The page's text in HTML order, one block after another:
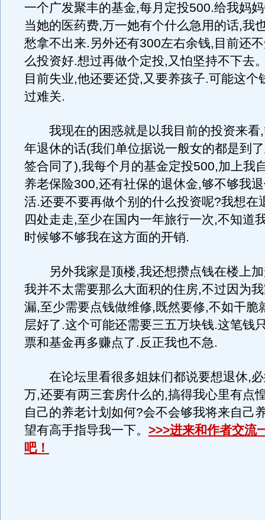
一个广发聚丰的基金,每月定投500.给我妈
当她的医药费,万一她有个什么急用的话,我
愁拿不出来.另外还有300左右余钱,目前还
么投资好.想过再做个定投,又怕坚持不下去
目前失业,他还要还贷,又要养孩子.可能这个
过难关.
我现在的困惑就是以我目前的投资来看,
年退休的话(我们单位据说一般女的都是到
签合同了),我每个月的基金定投500,加上我
养老保险300,还有社保的退休金,够不够我
活.还要不要再做个别的什么投资呢?我想在
四处走走,至少在国内一年旅行一次,不知道
时候够不够我在这方面的开销.
另外我家是顶楼,我还想攒点钱在楼上加
我并不太需要那么大面积的住房,不过因为
漏,至少需要点钱做维修,既然要修,不如干脆
层好了.这个可能还需要三五万块钱.这笔钱
票和基金再多赚点了.反正我也不急.
在论坛里看很多姐妹们都说要想退休,必
万,还要有两三套房什么的,搞得我心里有点
自己的养老计划如何?会不会够我将来自己
望有高手指导我一下。 >>>进来和作者交流
吧！